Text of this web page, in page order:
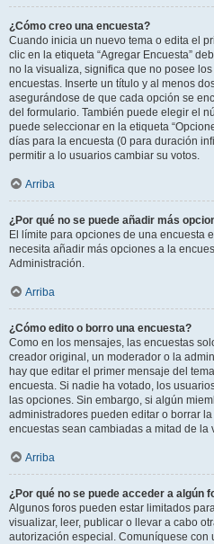
¿Cómo creo una encuesta?
Cuando inicia un nuevo tema o edita el
clic en la etiqueta “Agregar Encuesta”
no la visualiza, significa que no posee
encuestas. Inserte un título y al menos
asegurándose de que cada opción se
del formulario. También puede elegir el
puede seleccionar en la etiqueta
días para la encuesta (0 para duración
permitir a lo usuarios cambiar su votos.
Arriba
¿Por qué no se puede añadir más
El límite para opciones de una encuesta
necesita añadir más opciones a la
Administración.
Arriba
¿Cómo edito o borro una encuesta?
Como en los mensajes, las encuestas
creador original, un moderador o la
hay que editar el primer mensaje del
encuesta. Si nadie ha votado, los
las opciones. Sin embargo, si algún
administradores pueden editar o borrar
encuestas sean cambiadas a mitad de la
Arriba
¿Por qué no se puede acceder a algún
Algunos foros pueden estar limitados
visualizar, leer, publicar o llevar a cabo
autorización especial. Comuníquese con